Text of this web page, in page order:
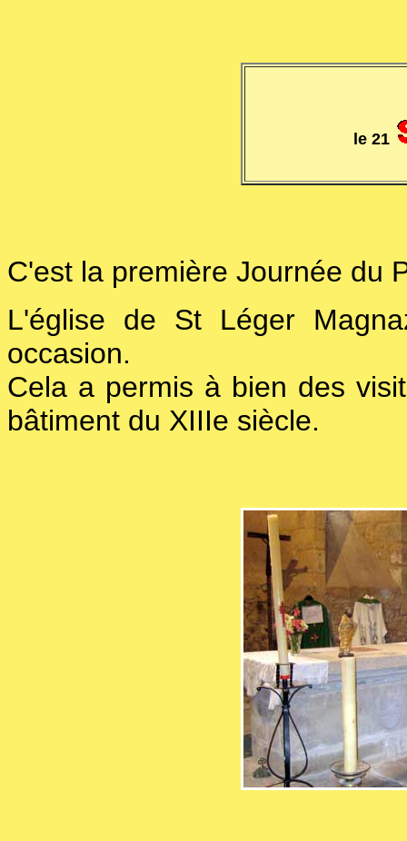
le 21
C'est la première Journée du
L'église de St Léger
occasion.
Cela a permis à bien des
bâtiment du XIIIe siècle.